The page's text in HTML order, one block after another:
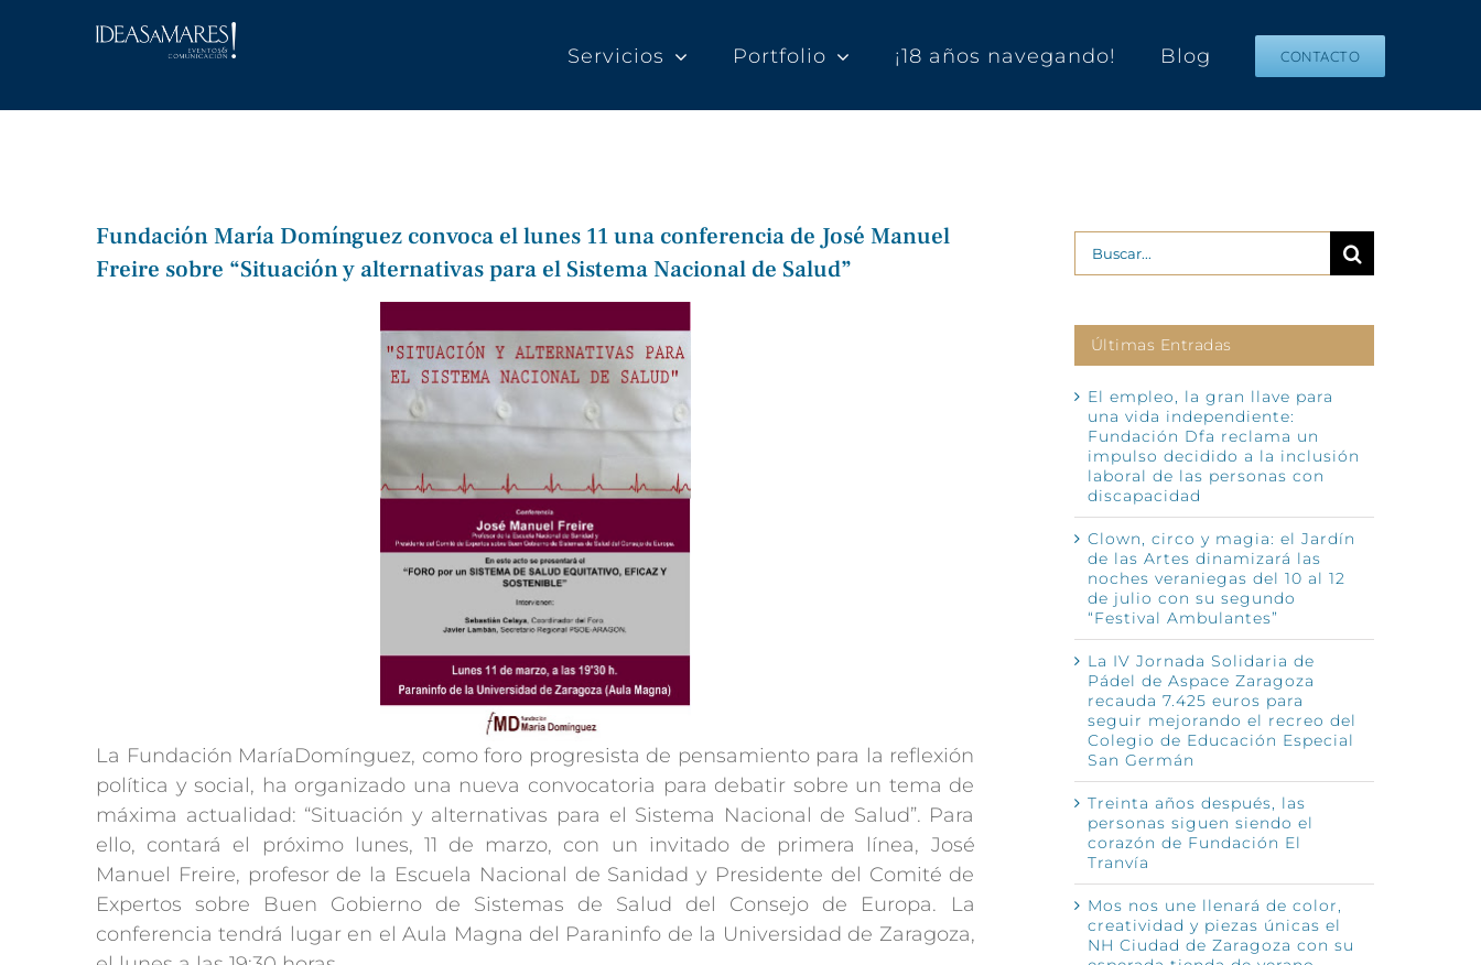
Servicios Portfolio ¡18 años navegando! Blog CONTACTO
Fundación María Domínguez convoca el lunes 11 una conferencia de José Manuel
Freire sobre “Situación y alternativas para el Sistema Nacional de Salud”
La Fundación MaríaDomínguez, como foro progresista de pensamiento para la reflexión
política y social, ha organizado una nueva convocatoria para debatir sobre un tema de
máxima actualidad: “Situación y alternativas para el Sistema Nacional de Salud”. Para
ello, contará el próximo lunes, 11 de marzo, con un invitado de primera línea, José
Manuel Freire, profesor de la Escuela Nacional de Sanidad y Presidente del Comité de
Expertos sobre Buen Gobierno de Sistemas de Salud del Consejo de Europa. La
conferencia tendrá lugar en el Aula Magna del Paraninfo de la Universidad de Zaragoza,
Buscar:
Últimas Entradas
El empleo, la gran llave para
una vida independiente:
Fundación Dfa reclama un
impulso decidido a la inclusión
laboral de las personas con
discapacidad
Clown, circo y magia: el Jardín
de las Artes dinamizará las
noches veraniegas del 10 al 12
de julio con su segundo
“Festival Ambulantes”
La IV Jornada Solidaria de
Pádel de Aspace Zaragoza
recauda 7.425 euros para
seguir mejorando el recreo del
Colegio de Educación Especial
San Germán
Treinta años después, las
personas siguen siendo el
corazón de Fundación El
Tranvía
Mos nos une llenará de color,
creatividad y piezas únicas el
NH Ciudad de Zaragoza con su